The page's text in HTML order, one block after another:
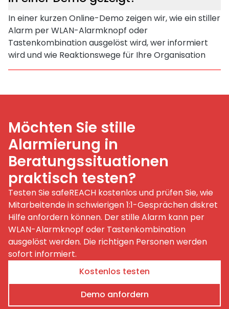
In einer kurzen Online-Demo zeigen wir, wie ein stiller
Alarm per WLAN-Alarmknopf oder
Tastenkombination ausgelöst wird, wer informiert
wird und wie Reaktionswege für Ihre Organisation
abgebildet werden können.
Möchten Sie stille
Alarmierung in
Beratungssituationen
praktisch testen?
Testen Sie safeREACH kostenlos und prüfen Sie, wie
Mitarbeitende in schwierigen 1:1-Gesprächen diskret
Hilfe anfordern können. Der stille Alarm kann per
WLAN-Alarmknopf oder Tastenkombination
ausgelöst werden. Die richtigen Personen werden
sofort informiert.
Kostenlos testen
Demo anfordern